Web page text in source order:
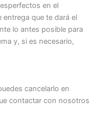
en el
entrega que te dará el
lo antes posible para
y, si es necesario,
cancelarlo en
contactar con nosotros